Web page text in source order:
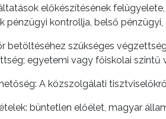
előkészítésének
pénzügyi kontrollja, belső
betöltéséhez szükséges
egyetemi vagy főiskolai
A közszolgálati
büntetlen előélet, magyar